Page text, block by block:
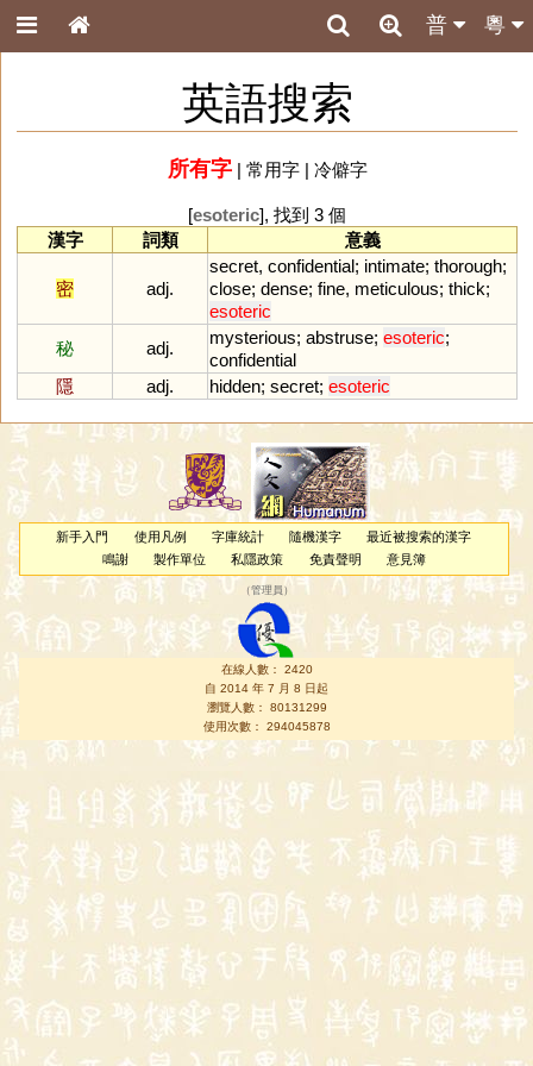
粵
普
英語搜索
所有字| 常用字| 冷僻字
[esoteric], 找到 3 個
漢字
詞類 意義
密 adj.
secret, confidential; intimate; thorough;
close; dense; fine, meticulous; thick;
esoteric
秘
adj.
mysterious; abstruse; esoteric;
confidential
隱
adj. hidden; secret; esoteric
新手入門 使用凡例 字庫統計 隨機漢字
最近被搜索的漢字
鳴謝
製作單位 私隱政策 免責聲明 意見簿
（管理員 ）
在線人數： 2420
自 2014 年 7 月 8 日起
瀏覽人數： 80131299
使用次數： 294045878